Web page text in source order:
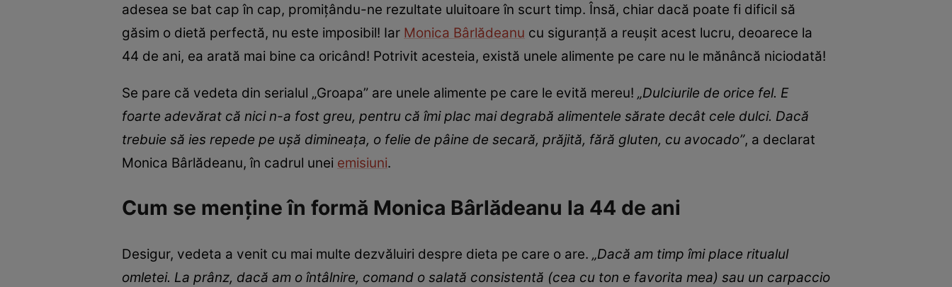
adesea se bat cap în cap, promițându-ne rezultate uluitoare în scurt timp. Însă, chiar dacă poate fi dificil să
găsim o dietă perfectă, nu este imposibil! Iar Monica Bârlădeanu cu siguranță a reușit acest lucru, deoarece la
44 de ani, ea arată mai bine ca oricând! Potrivit acesteia, există unele alimente pe care nu le mănâncă niciodată!
Se pare că vedeta din serialul „Groapa” are unele alimente pe care le evită mereu! „Dulciurile de orice fel. E
foarte adevărat că nici n-a fost greu, pentru că îmi plac mai degrabă alimentele sărate decât cele dulci. Dacă
trebuie să ies repede pe uşă dimineaţa, o felie de pâine de secară, prăjită, fără gluten, cu avocado”, a declarat
Monica Bârlădeanu, în cadrul unei emisiuni.
Cum se menține în formă Monica Bârlădeanu la 44 de ani
Desigur, vedeta a venit cu mai multe dezvăluiri despre dieta pe care o are. „Dacă am timp îmi place ritualul
omletei. La prânz, dacă am o întâlnire, comand o salată consistentă (cea cu ton e favorita mea) sau un carpaccio